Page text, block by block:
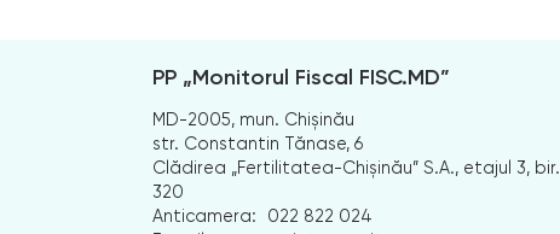
PP „Monitorul Fiscal FISC.MD”
MD-2005, mun. Chișinău
str. Constantin Tănase, 6
Clădirea „Fertilitatea-Chișinău” S.A., etajul 3, bir.
320
Anticamera:
022 822 024